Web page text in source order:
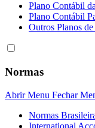
Plano Contábil
Plano Contábil
Outros Planos
Normas
Abrir Menu Fechar
Normas
International